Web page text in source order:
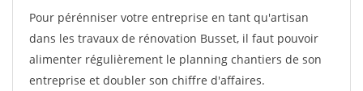
Pour pérénniser votre entreprise en tant qu'artisan
dans les travaux de rénovation Busset, il faut pouvoir
alimenter régulièrement le planning chantiers de son
entreprise et doubler son chiffre d'affaires.